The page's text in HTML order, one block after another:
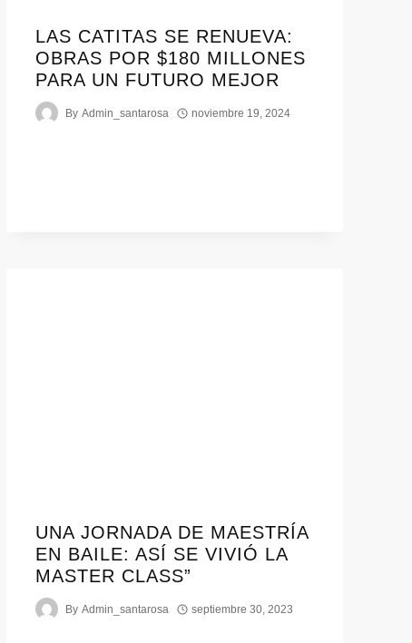
LAS CATITAS SE RENUEVA:
OBRAS POR $180 MILLONES
PARA UN FUTURO MEJOR
By Admin_santarosa noviembre 19, 2024
UNA JORNADA DE MAESTRÍA
EN BAILE: ASÍ SE VIVIÓ LA
MASTER CLASS”
By Admin_santarosa septiembre 30, 2023